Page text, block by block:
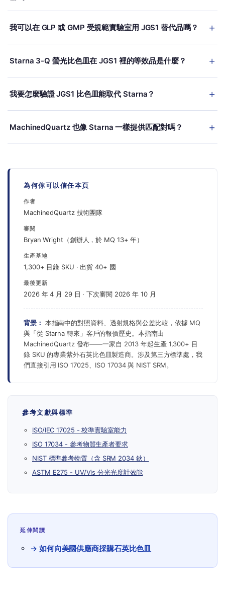
自 Saint-Gobain/Momentive）；JGS1 是中國 GB/T 國家標準下
化學性質都相同。
底面、45 mm 高。Starna 1-Q 比色皿與所有標準 JGS1 替代品都
我可以在 GLP 或 GMP 受規範實驗室用 JGS1 替代品嗎？
Spectrosil」，換用需要正式驗證與 SOP 修訂。若你的方法籠統指
體要求請諮詢 QA 團隊。
Starna 3-Q 螢光比色皿在 JGS1 裡的等效品是什麼？
的四窗口 JGS1 石英比色皿。標準的 3-Q-10（10 mm 光程、四窗
光團測量。
我要怎麼驗證 JGS1 比色皿能取代 Starna？
（如重鉻酸鉀或可溯源至 NIST 的 UV 標準）量光程，比較 Starna
MachinedQuartz 也像 Starna 一樣提供匹配對嗎？
須光學等效。把你的光程需求與公差規格告訴我們即可。
為何你可以信任本頁
作者
MachinedQuartz 技術團隊
審閱
Bryan Wright（創辦人，於 MQ 13+ 年）
生產基地
1,300+ 目錄 SKU · 出貨 40+ 國
最後更新
2026 年 4 月 29 日 · 下次審閱 2026 年 10 月
背景： 本指南中的對照資料、透射規格與公差比較，依據 MQ
與「從 Starna 轉來」客戶的報價歷史。本指南由
MachinedQuartz 發布——一家自 2013 年起生產 1,300+ 目
錄 SKU 的專業紫外石英比色皿製造商。涉及第三方標準處，我
們直接引用 ISO 17025、ISO 17034 與 NIST SRM。
參考文獻與標準
ISO/IEC 17025 - 校準實驗室能力
ISO 17034 - 參考物質生產者要求
NIST 標準參考物質（含 SRM 2034 鈥）
ASTM E275 - UV/Vis 分光光度計效能
延伸閱讀
→ 如何向美國供應商採購石英比色皿